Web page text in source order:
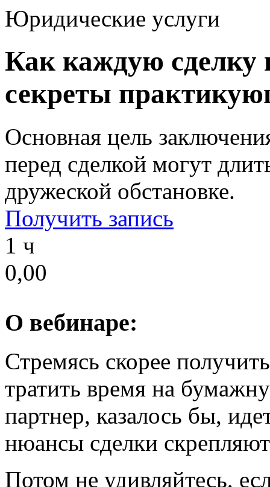
Юридические услуги
Как каждую сделку
секреты
Основная цель
перед сделкой могут
дружеской обстановке.
Получить запись
1 ч
0,00
О вебинаре:
Стремясь скорее
тратить время на
партнер, казалось бы,
нюансы сделки
Потом не удивляйтесь,